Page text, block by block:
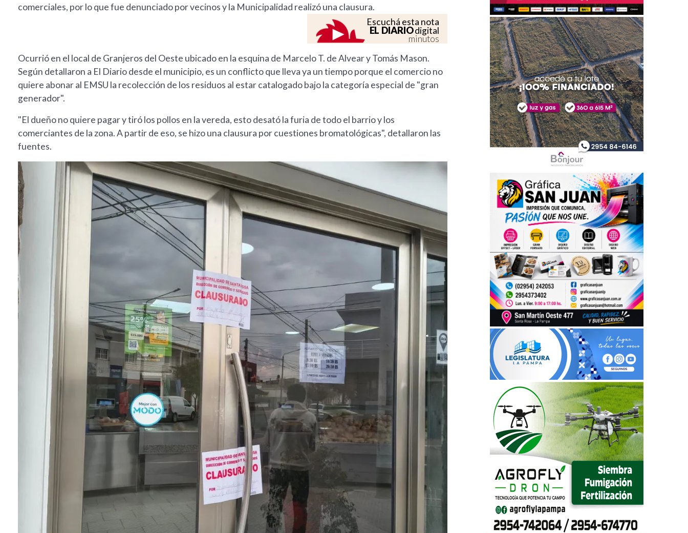
comerciales, por lo que fue denunciado por vecinos y la Municipalidad realizó una clausura.
Escuchá esta nota
EL DIARIOdigital
minutos
Ocurrió en el local de Granjeros del Oeste ubicado en la esquina de Marcelo T. de Alvear y Tomás Mason.
Según detallaron a El Diario desde el municipio, es un conflicto que lleva ya un tiempo porque el comercio no
quiere abonar al EMSU la recolección de los residuos al estar catalogado bajo la categoría especial de "gran
generador".
"El dueño no quiere pagar y tiró los pollos en la vereda, esto desató la furia de todo el barrio y los
comerciantes de la zona. A partir de eso, se hizo una clausura por cuestiones bromatológicas", detallaron las
fuentes.